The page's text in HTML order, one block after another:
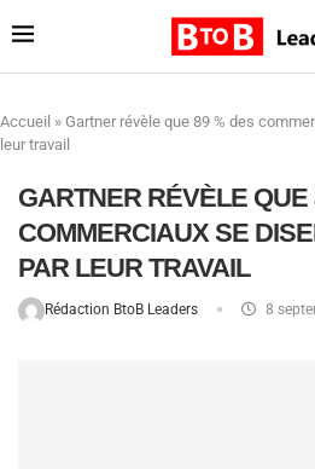
Accueil » Gartner révèle que 89 % des
leur travail
GARTNER RÉVÈLE QUE
COMMERCIAUX SE
PAR LEUR TRAVAIL
Rédaction BtoB Leaders 8